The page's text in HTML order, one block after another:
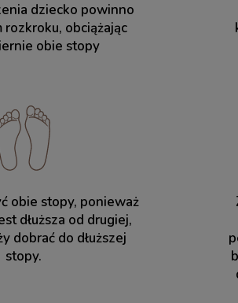
dziecko powinno
obciążając
obie stopy
obie stopy, ponieważ
dłuższa od drugiej,
dobrać do dłuższej
stopy.